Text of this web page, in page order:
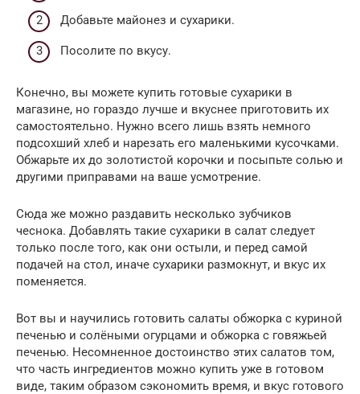
Добавьте майонез и сухарики.
Посолите по вкусу.
Конечно, вы можете купить готовые сухарики в
магазине, но гораздо лучше и вкуснее приготовить их
самостоятельно. Нужно всего лишь взять немного
подсохший хлеб и нарезать его маленькими кусочками.
Обжарьте их до золотистой корочки и посыпьте солью и
другими приправами на ваше усмотрение.
Сюда же можно раздавить несколько зубчиков
чеснока. Добавлять такие сухарики в салат следует
только после того, как они остыли, и перед самой
подачей на стол, иначе сухарики размокнут, и вкус их
поменяется.
Вот вы и научились готовить салаты обжорка с куриной
печенью и солёными огурцами и обжорка с говяжьей
печенью. Несомненное достоинство этих салатов том,
что часть ингредиентов можно купить уже в готовом
виде, таким образом сэкономить время, и вкус готового